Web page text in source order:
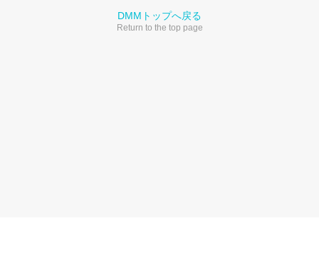
DMMトップへ戻る
Return to the top page